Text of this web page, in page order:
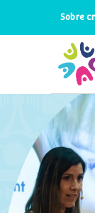
Sobre